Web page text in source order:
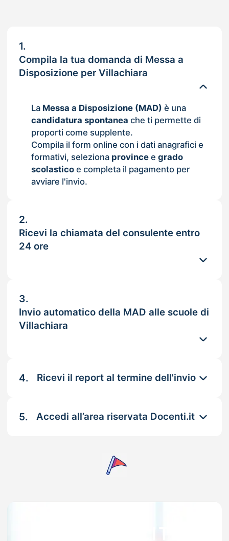
1.
Compila la tua domanda di Messa a
Disposizione per Villachiara
La Messa a Disposizione (MAD) è una
candidatura spontanea che ti permette di
proporti come supplente.
Compila il form online con i dati anagrafici e
formativi, seleziona provincee grado
scolasticoe completa il pagamento per
avviare l'invio.
2.
Ricevi la chiamata del consulente entro
24 ore
3.
Invio automatico della MAD alle scuole di
Villachiara
4. Ricevi il report al termine dell'invio
5. Accedi all’area riservata Docenti.it